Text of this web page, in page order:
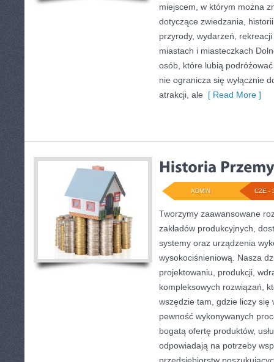
miejscem, w którym można
dotyczące zwiedzania,
przyrody, wydarzeń,
miastach i miasteczkach
osób, które lubią
nie ogranicza się wyłącznie
atrakcji, ale [ Read More ]
CZE -
ADMIN
Tworzymy zaawansowane
zakładów produkcyjnych,
systemy oraz urządzenia
wysokociśnieniową. Nasza
projektowaniu, produkcji,
kompleksowych rozwiązań,
wszędzie tam, gdzie liczy
pewność wykonywanych
bogatą ofertę produktów,
odpowiadają na potrzeby